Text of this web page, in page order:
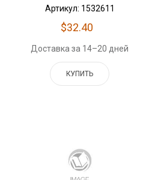
Артикул: 1532611
$32.40
Доставка за 14–20 дней
КУПИТЬ